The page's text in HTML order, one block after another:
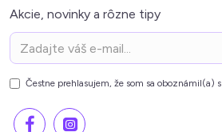
Akcie, novinky a rôzne tipy
Čestne prehlasujem, že som sa oboznámil(a) s